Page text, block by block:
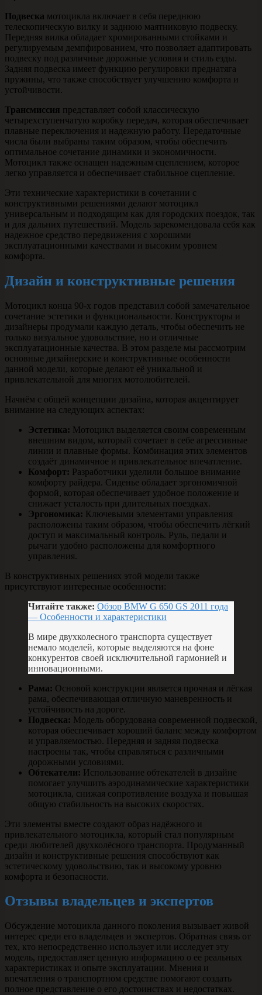
Подвеска мотоцикла включает в себя переднюю
телескопическую вилку и заднюю маятниковую подвеску.
Передняя вилка обладает хромированными стойками и
регулируемым демпфированием, что позволяет адаптировать
подвеску под различные дорожные условия и стиль езды.
Задняя подвеска имеет функцию регулировки преднатяга
пружины, что также способствует улучшению комфорта и
устойчивости.
Трансмиссия представляет собой классическую
четырехступенчатую коробку передач, которая обеспечивает
плавные переключения и надежную работу. Передаточные
числа были выбраны таким образом, чтобы обеспечить
оптимальное сочетание динамики и экономичности.
Мотоцикл также оснащен надежным сцеплением, которое
легко управляется и обеспечивает стабильное сцепление.
Эти технические характеристики в сочетании с
конструктивными решениями делают мотоцикл
универсальным и подходящим как для городских поездок, так
и для дальних путешествий. Модель зарекомендовала себя как
надежное средство передвижения с хорошими
эксплуатационными качествами и высоким уровнем
комфорта.
Дизайн и конструктивные решения
Мотоцикл конца 90-х годов представил собой замечательное
сочетание эстетики и функциональности. Конструкторы и
дизайнеры продумали каждую деталь, чтобы обеспечить не
только визуальное удовольствие, но и отличные
эксплуатационные качества. В этом разделе мы рассмотрим
основные дизайнерские и конструктивные особенности
данной модели, которые делают её уникальной и
привлекательной для многих мотолюбителей.
Начнём с общей концепции дизайна, которая акцентирует
внимание на следующих аспектах:
Эстетика: Мотоцикл выделяется своим современным
внешним видом, который сочетает в себе агрессивные
линии и плавные формы. Комбинация этих элементов
создаёт динамичное и привлекательное впечатление.
Комфорт: Разработчики уделили большое внимание
комфорту райдера. Сиденье обладает эргономичной
формой, которая обеспечивает удобное положение и
снижает усталость при длительных поездках.
Эргономика: Ключевыми элементами управления
расположены таким образом, чтобы обеспечить лёгкий
доступ и максимальный контроль. Руль, педали и
рычаги удобно расположены для комфортного
управления.
В конструктивных решениях этой модели также
присутствуют интересные особенности:
Читайте также: Обзор BMW G 650 GS 2011 года
— Особенности и характеристики
В мире двухколесного транспорта существует
немало моделей, которые выделяются на фоне
конкурентов своей исключительной гармонией и
инновационными.
Рама: Основой конструкции является прочная и лёгкая
рама, обеспечивающая отличную маневренность и
устойчивость на дороге.
Подвеска: Модель оборудована современной подвеской,
которая обеспечивает хороший баланс между комфортом
и управляемостью. Передняя и задняя подвеска
настроены так, чтобы справляться с различными
дорожными условиями.
Обтекатели: Использование обтекателей в дизайне
помогает улучшить аэродинамические характеристики
мотоцикла, снижая сопротивление воздуха и повышая
общую стабильность на высоких скоростях.
Эти элементы вместе создают образ надёжного и
привлекательного мотоцикла, который стал популярным
среди любителей двухколёсного транспорта. Продуманный
дизайн и конструктивные решения способствуют как
эстетическому удовольствию, так и высокому уровню
комфорта и безопасности.
Отзывы владельцев и экспертов
Обсуждение мотоцикла данного поколения вызывает живой
интерес среди его владельцев и экспертов. Обратная связь от
тех, кто непосредственно использует или исследует эту
модель, предоставляет ценную информацию о ее реальных
характеристиках и опыте эксплуатации. Мнения и
впечатления о транспортном средстве помогают создать
полное представление о его достоинствах и недостатках.